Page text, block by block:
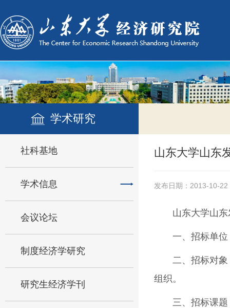
学术研究
社科基地
学术信息
会议论坛
制度经济学研究
研究生经济学刊
山东大学山东
发布日期：2013-10-22
山东大学山
一、招标单
二、招标对
组织。
三、招标课题